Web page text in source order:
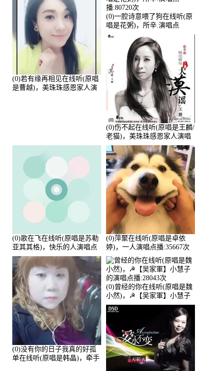
(0)若有缘再相见在线听(原唱
是曹越)，美珠珠感恩家人演
(0)一腔诗意喂了狗在线听(原
唱是花粥)，所辛.演唱点
播:80720次
(0)伤不起在线听(原唱是王麟/
老猫)，美珠珠感恩家人演唱
点播:80218次
(0)歌在飞在线听(原唱是苏勒
亚其其格)，快乐的人演唱点
播:36次
(0)萍聚在线听(原唱是卓依
婷)，一人演唱点播:35667次
(0)没有你的日子我真的好孤
单在线听(原唱是韩晶)，牵手
(0)曾经的你在线听(原唱是魏
小然)，☭【吴家軍】小慧子
的演唱点播:28043次